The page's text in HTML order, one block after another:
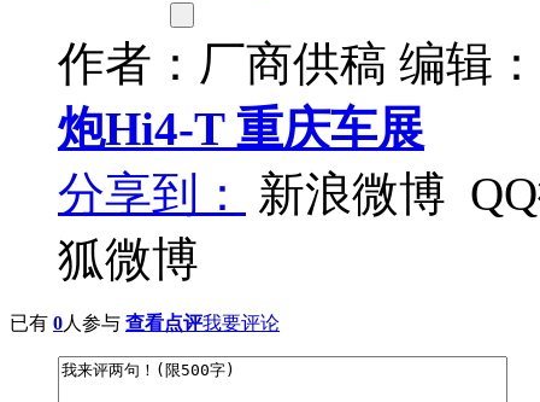
作者：厂商供稿 编辑
炮Hi4-T 重庆车展
分享到：
新浪微博
狐微博
已有 0人参与 查看点评我要评论